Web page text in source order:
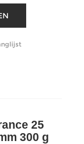
25
300 g